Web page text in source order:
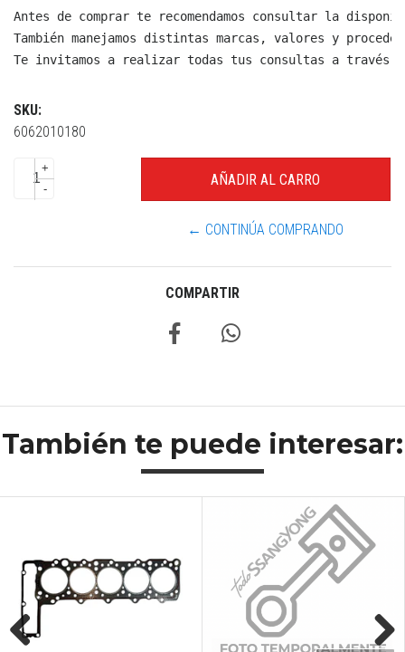
Antes de comprar te recomendamos consultar la
También manejamos distintas marcas, valores y
Te invitamos a realizar todas tus consultas a través
SKU:
6062010180
+
-
← CONTINÚA COMPRANDO
COMPARTIR
También te puede interesar: